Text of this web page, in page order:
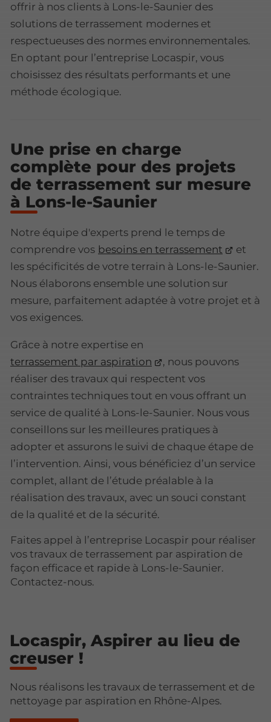
offrir à nos clients à Lons-le-Saunier des
solutions de terrassement modernes et
respectueuses des normes environnementales.
En optant pour l’entreprise Locaspir, vous
choisissez des résultats performants et une
méthode écologique.
Une prise en charge
complète pour des projets
de terrassement sur mesure
à Lons-le-Saunier
Notre équipe d'experts prend le temps de
comprendre vos besoins en terrassement
et
les spécificités de votre terrain à Lons-le-Saunier.
Nous élaborons ensemble une solution sur
mesure, parfaitement adaptée à votre projet et à
vos exigences.
Grâce à notre expertise en
terrassement par aspiration
, nous pouvons
réaliser des travaux qui respectent vos
contraintes techniques tout en vous offrant un
service de qualité à Lons-le-Saunier. Nous vous
conseillons sur les meilleures pratiques à
adopter et assurons le suivi de chaque étape de
l’intervention. Ainsi, vous bénéficiez d’un service
complet, allant de l’étude préalable à la
réalisation des travaux, avec un souci constant
de la qualité et de la sécurité.
Faites appel à l’entreprise Locaspir pour réaliser
vos travaux de terrassement par aspiration de
façon efficace et rapide à Lons-le-Saunier.
Contactez-nous.
Locaspir, Aspirer au lieu de
creuser !
Nous réalisons les travaux de terrassement et de
nettoyage par aspiration en Rhône-Alpes.